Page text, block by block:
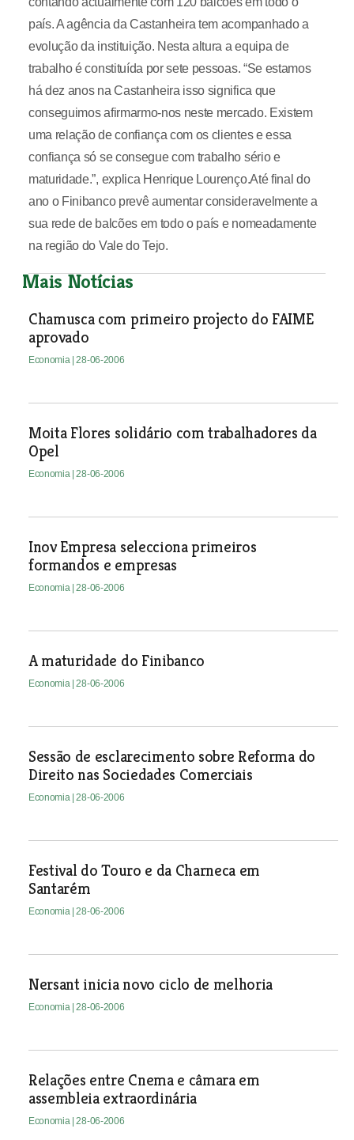
país. A agência da Castanheira tem acompanhado a
evolução da instituição. Nesta altura a equipa de
trabalho é constituída por sete pessoas. “Se estamos
há dez anos na Castanheira isso significa que
conseguimos afirmarmo-nos neste mercado. Existem
uma relação de confiança com os clientes e essa
confiança só se consegue com trabalho sério e
maturidade.”, explica Henrique Lourenço.Até final do
ano o Finibanco prevê aumentar consideravelmente a
sua rede de balcões em todo o país e nomeadamente
na região do Vale do Tejo.
Mais Notícias
Chamusca com primeiro projecto do FAIME
aprovado
Economia | 28-06-2006
Moita Flores solidário com trabalhadores da
Opel
Economia | 28-06-2006
Inov Empresa selecciona primeiros
formandos e empresas
Economia | 28-06-2006
A maturidade do Finibanco
Economia | 28-06-2006
Sessão de esclarecimento sobre Reforma do
Direito nas Sociedades Comerciais
Economia | 28-06-2006
Festival do Touro e da Charneca em
Santarém
Economia | 28-06-2006
Nersant inicia novo ciclo de melhoria
Economia | 28-06-2006
Relações entre Cnema e câmara em
assembleia extraordinária
Economia | 28-06-2006